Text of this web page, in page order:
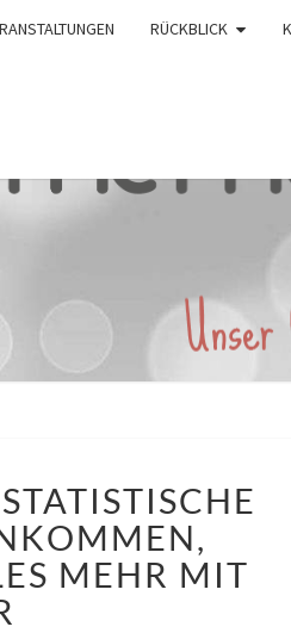
RÜCKBLICK
MEHR MIT